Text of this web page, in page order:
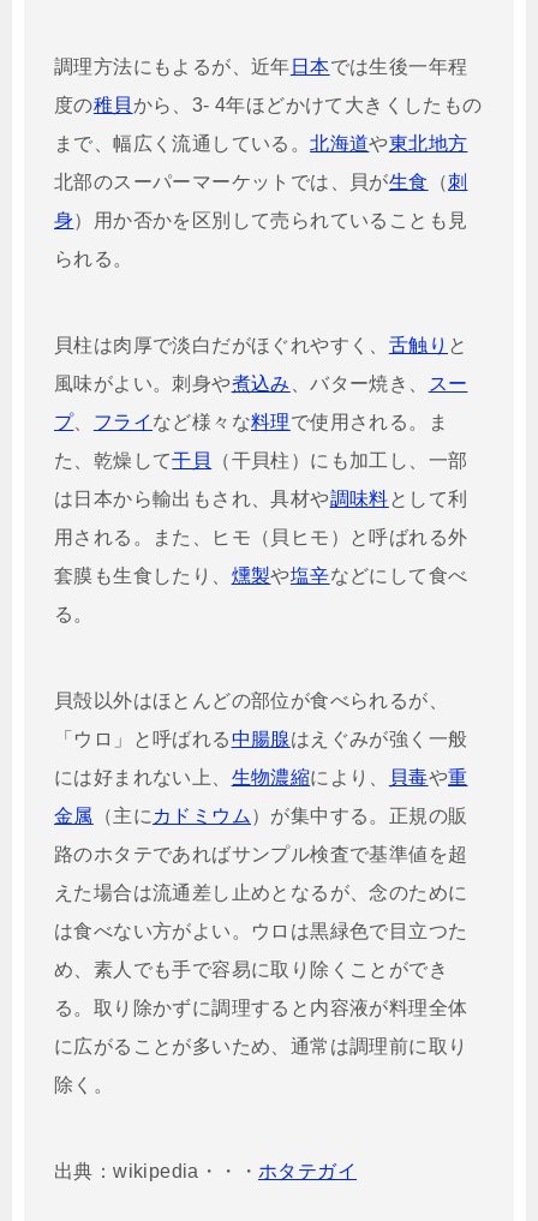
調理方法にもよるが、近年 日本では生後一年程
度の稚貝から、3- 4年ほどかけて大きくしたもの
まで、幅広く流通している。北海道や東北地方
北部のスーパーマーケットでは、貝が生食 （刺
身）用か否かを区別して売られていることも見
られる。
貝柱は肉厚で淡白だがほぐれやすく、 舌触り と
風味がよい。刺身や煮込み 、バター焼き、
スー
プ、 フライ など様々な料理で使用される。ま
た、乾燥して干貝
（干貝柱）にも加工し、一部
は日本から輸出もされ、具材や調味料 として利
用される。また、ヒモ（貝ヒモ）と呼ばれる外
套膜も生食したり、 燻製や塩辛などにして食べ
る。
貝殻以外はほとんどの部位が食べられるが、
「ウロ」と呼ばれる中腸腺はえぐみが強く一般
には好まれない上、 生物濃縮により、 貝毒や重
金属
（主に カドミウム ）が集中する。正規の販
路のホタテであればサンプル検査で基準値を超
えた場合は流通差し止めとなるが、念のために
は食べない方がよい。ウロは黒緑色で目立つた
め、素人でも手で容易に取り除くことができ
る。取り除かずに調理すると内容液が料理全体
に広がることが多いため、通常は調理前に取り
除く。
出典：wikipedia・・・ ホタテガイ